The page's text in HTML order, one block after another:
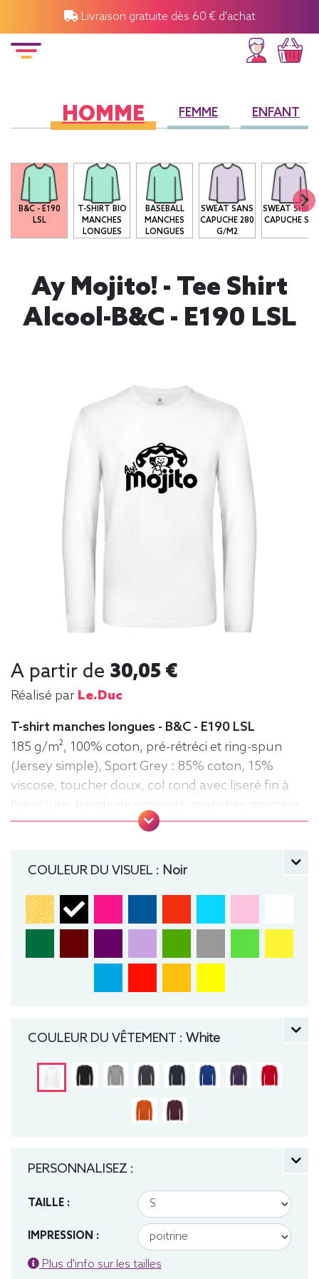
Livraison gratuite dès 60 € d'achat
HOMME FEMME ENFANT
B&C - E190
LSL
T-SHIRT BIO
MANCHES
LONGUES
BASEBALL
MANCHES
LONGUES
SWEAT SANS
CAPUCHE 280
G/M2
SWEAT SHIRT
CAPUCHE SG
Ay Mojito! - Tee Shirt
Alcool-B&C - E190 LSL
A partir de 30,05 €
Réalisé par Le.duc
T-shirt manches longues - B&C - E190 LSL
185 g/m², 100% coton, pré-rétréci et ring-spun
(Jersey simple), Sport Grey : 85% coton, 15%
viscose, toucher doux, col rond avec liseré fin à
l'encolure, bande de propreté, manches montées,
confection tubulaire, coupe droite
COULEUR DU VISUEL : Noir
COULEUR DU VÊTEMENT : White
PERSONNALISEZ :
TAILLE :
IMPRESSION :
Plus d'info sur les tailles